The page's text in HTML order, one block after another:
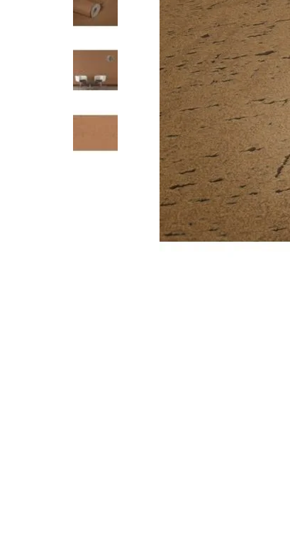
Parede
pela
Internet